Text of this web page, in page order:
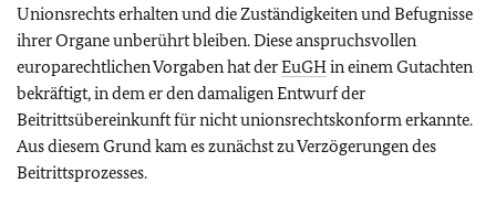
Unionsrechts erhalten und die Zuständigkeiten und Befugnisse
ihrer Organe unberührt bleiben. Diese anspruchsvollen
europarechtlichen Vorgaben hat derEuGHin einem Gutachten
bekräftigt, in dem er den damaligen Entwurf der
Beitrittsübereinkunft für nicht unionsrechtskonform erkannte.
Aus diesem Grund kam es zunächst zu Verzögerungen des
Beitrittsprozesses.